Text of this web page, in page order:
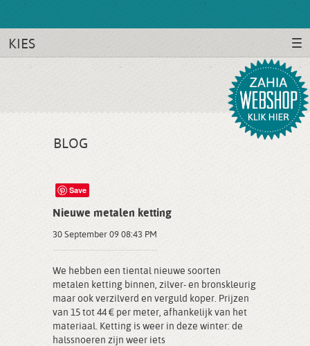
KIES
BLOG
Save
Nieuwe metalen ketting
30 September 09 08:43 PM
We hebben een tiental nieuwe soorten
metalen ketting binnen, zilver- en bronskleurig
maar ook verzilverd en verguld koper. Prijzen
van 15 tot 44 € per meter, afhankelijk van het
materiaal. Ketting is weer in deze winter: de
halssnoeren zijn weer iets